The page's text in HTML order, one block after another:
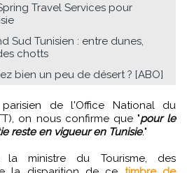
Travel Services pour
Sud Tunisien : entre dunes,
chotts
bien un peu de désert ? [ABO]
on nous confirme que "pour le
reste en vigueur en Tunisie."
ministre du Tourisme, des